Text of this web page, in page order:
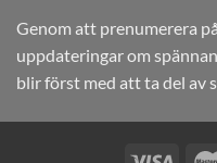
Genom att prenumerera
uppdateringar om
blir först med att ta del av